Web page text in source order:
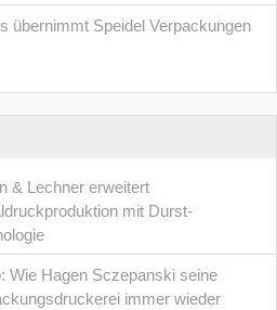
übernimmt Speidel Verpackungen
& Lechner erweitert
mit Durst-
Wie Hagen Sczepanski seine
immer wieder